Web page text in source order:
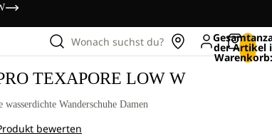
Wonach suchst du? der Artikel
TEXAPORE LOW W
wasserdichte Wanderschuhe Damen
bewerten